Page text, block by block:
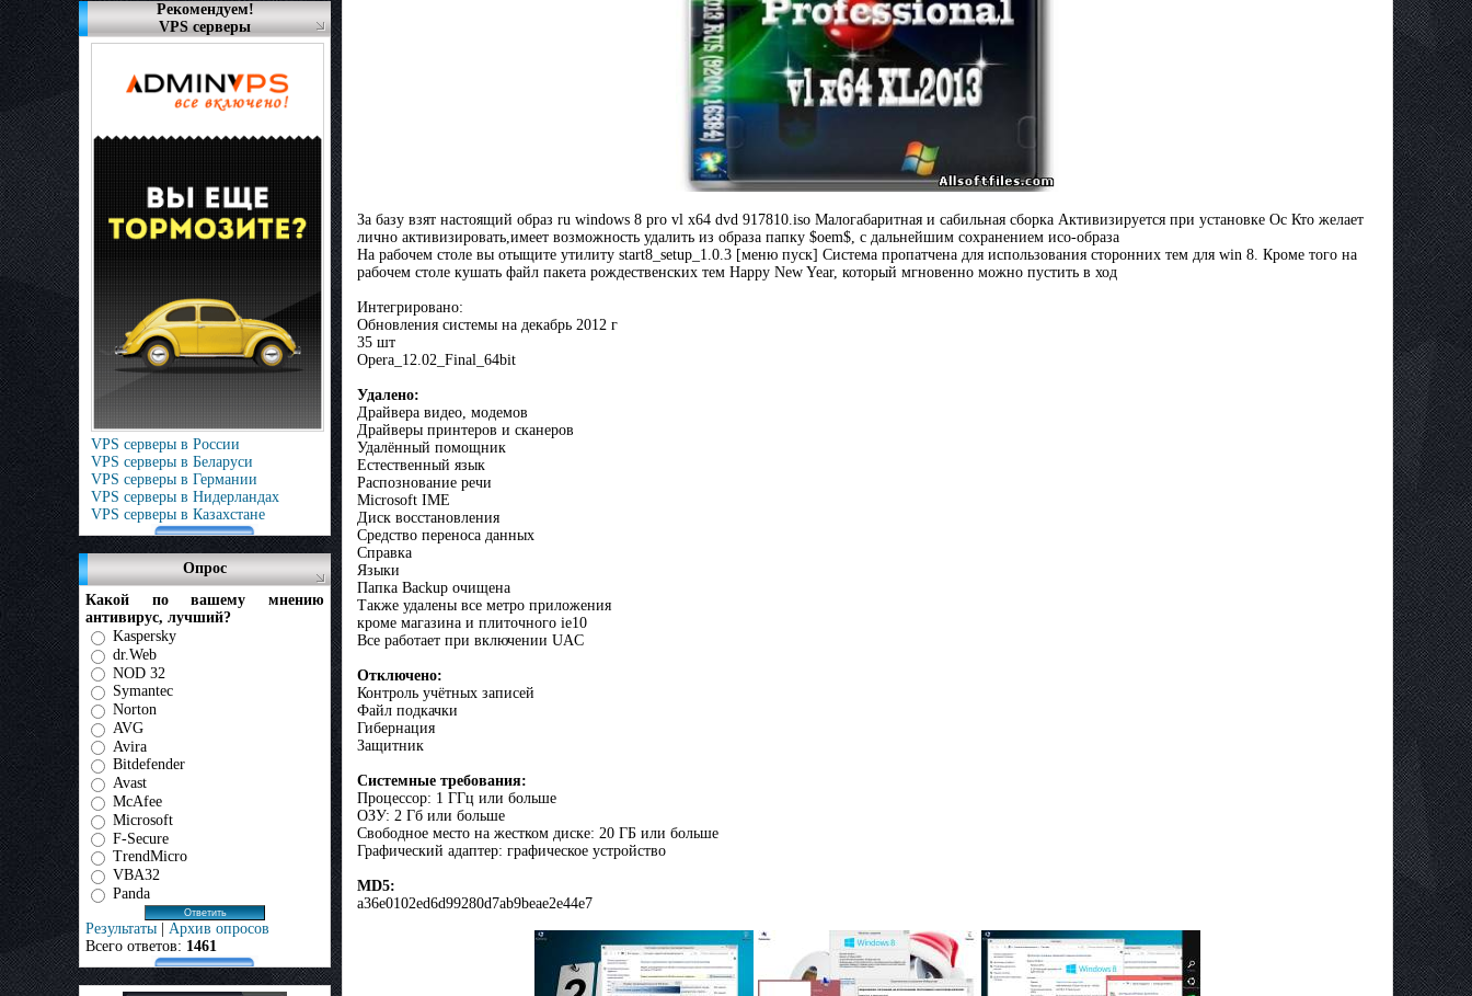
Рекомендуем!
VPS серверы
VPS серверы в России
VPS серверы в Беларуси
VPS серверы в Германии
VPS серверы в Нидерландах
VPS серверы в Казахстане
Опрос
Какой по вашему мнению
антивирус, лучший?
Kaspersky
dr.Web
NOD 32
Symantec
Norton
AVG
Avira
Bitdefender
Avast
McAfee
Microsoft
F-Secure
TrendMicro
VBA32
Panda
Результаты | Архив опросов
Всего ответов: 1461
За базу взят настоящий образ ru windows 8 pro vl x64 dvd 917810.iso Малогабаритная и сабильная сборка Активизируется при установке Ос Кто желает
лично активизировать,имеет возможность удалить из образа папку $oem$, c дальнейшим сохранением исо-образа
На рабочем столе вы отыщите утилиту start8_setup_1.0.3 [меню пуск] Система пропатчена для использования сторонних тем для win 8. Кроме того на
рабочем столе кушать файл пакета рождественских тем Happy New Year, который мгновенно можно пустить в ход
Интегрировано:
Обновления системы на декабрь 2012 г
35 шт
Opera_12.02_Final_64bit
Удалено:
Драйвера видео, модемов
Драйверы принтеров и сканеров
Удалённый помощник
Естественный язык
Распознование речи
Microsoft IME
Диск восстановления
Средство переноса данных
Справка
Языки
Папка Backup очищена
Также удалены все метро приложения
кроме магазина и плиточного ie10
Все работает при включении UAC
Отключено:
Контроль учётных записей
Файл подкачки
Гибернация
Защитник
Системные требования:
Процессор: 1 ГГц или больше
ОЗУ: 2 Гб или больше
Свободное место на жестком диске: 20 ГБ или больше
Графический адаптер: графическое устройство
MD5:
a36e0102ed6d99280d7ab9beae2e44e7